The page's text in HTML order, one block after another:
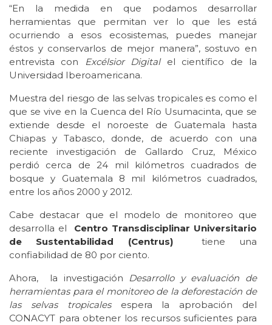
“En la medida en que podamos desarrollar
herramientas que permitan ver lo que les está
ocurriendo a esos ecosistemas, puedes manejar
éstos y conservarlos de mejor manera”, sostuvo en
entrevista con Excélsior Digitalel científico de la
Universidad Iberoamericana.
Muestra del riesgo de las selvas tropicales es como el
que se vive en la Cuenca del Río Usumacinta, que se
extiende desde el noroeste de Guatemala hasta
Chiapas y Tabasco, donde, de acuerdo con una
reciente investigación de Gallardo Cruz, México
perdió cerca de 24 mil kilómetros cuadrados de
bosque y Guatemala 8 mil kilómetros cuadrados,
entre los años 2000 y 2012.
Cabe destacar que el modelo de monitoreo que
desarrolla el Centro Transdisciplinar Universitario
de Sustentabilidad (Centrus)tiene una
confiabilidad de 80 por ciento.
Ahora, la investigación Desarrollo y evaluación de
herramientas para el monitoreo de la deforestación de
las selvas tropicalesespera la aprobación del
CONACYT para obtener los recursos suficientes para